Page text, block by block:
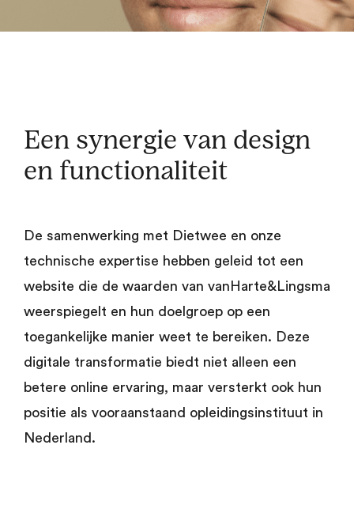
Een synergie van design
en functionaliteit
De samenwerking met Dietwee en onze
technische expertise hebben geleid tot een
website die de waarden van vanHarte&Lingsma
weerspiegelt en hun doelgroep op een
toegankelijke manier weet te bereiken. Deze
digitale transformatie biedt niet alleen een
betere online ervaring, maar versterkt ook hun
positie als vooraanstaand opleidingsinstituut in
Nederland.